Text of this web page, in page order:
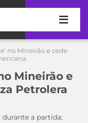
no Mineirão e cede
Mineirão e
Petrolera
a partida;